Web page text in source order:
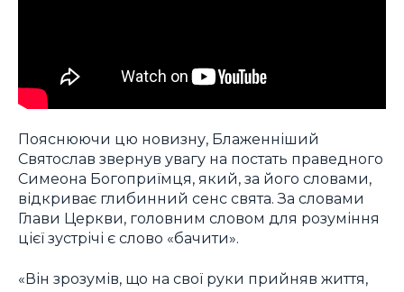
Пояснюючи цю новизну, Блаженніший
Святослав звернув увагу на постать праведного
Симеона Богоприїмця, який, за його словами,
відкриває глибинний сенс свята. За словами
Глави Церкви, головним словом для розуміння
цієї зустрічі є слово «бачити».
«Він зрозумів, що на свої руки прийняв життя,